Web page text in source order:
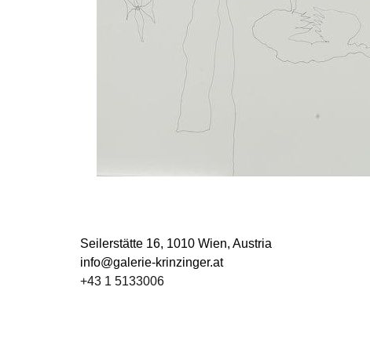
Seilerstätte 16, 1010 Wien, Austria
info@galerie-krinzinger.at
+43 1 5133006